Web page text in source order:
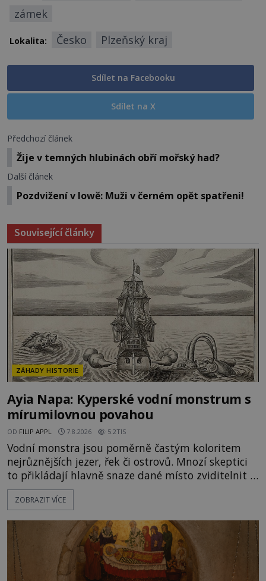
zámek
Lokalita: Česko Plzeňský kraj
Sdílet na Facebooku
Sdílet na X
Předchozí článek
Žije v temných hlubinách obří mořský had?
Další článek
Pozdvižení v Iowě: Muži v černém opět spatřeni!
Související články
ZÁHADY HISTORIE
Ayia Napa: Kyperské vodní monstrum s
mírumilovnou povahou
OD FILIP APPL 7.8.2026 5.2TIS
Vodní monstra jsou poměrně častým koloritem
nejrůznějších jezer, řek či ostrovů. Mnozí skeptici
to přikládají hlavně snaze dané místo zviditelnit a
přitáhnout k němu pozornost záhadám
nakloněných turistů. Je to také případ kyperského
legendami o něm ukrývat nějaký pravdivý základ?
V blízkosti Mysu Greco, jak se přez
ZOBRAZIT VÍCE